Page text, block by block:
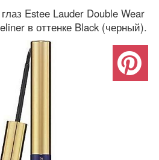
Estee Lauder Double Wear
в оттенке Black (черный).